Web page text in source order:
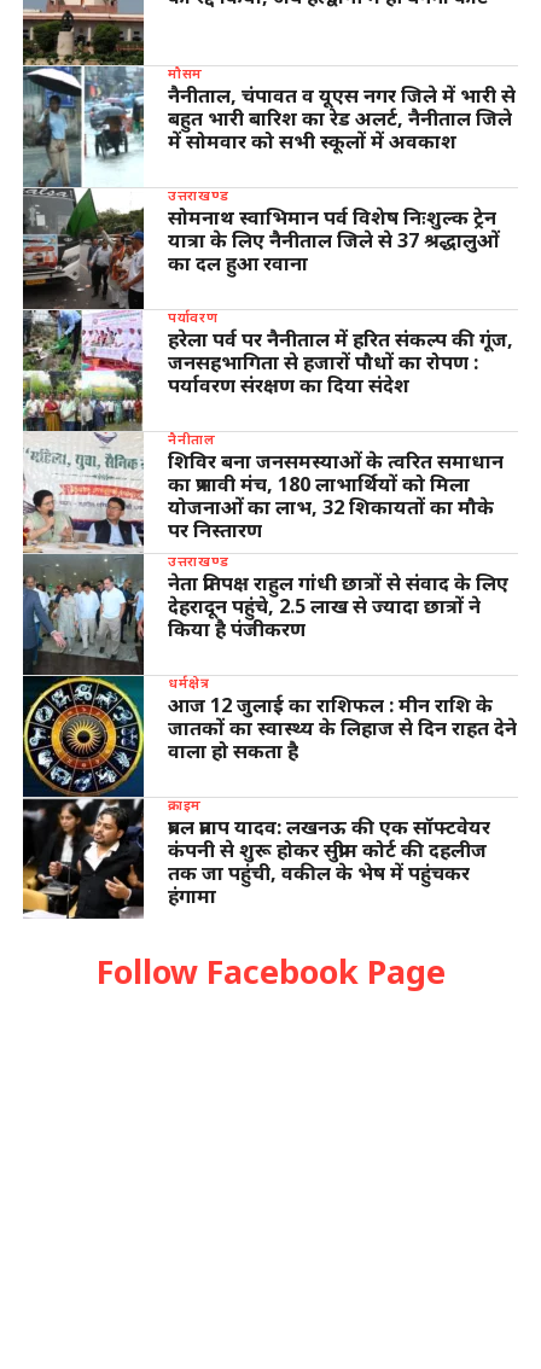
मौसम
नैनीताल, चंपावत व यूएस नगर जिले में भारी से
बहुत भारी बारिश का रेड अलर्ट, नैनीताल जिले
में सोमवार को सभी स्कूलों में अवकाश
उत्तराखण्ड
सोमनाथ स्वाभिमान पर्व विशेष निःशुल्क ट्रेन
यात्रा के लिए नैनीताल जिले से 37 श्रद्धालुओं
का दल हुआ रवाना
पर्यावरण
हरेला पर्व पर नैनीताल में हरित संकल्प की गूंज,
जनसहभागिता से हजारों पौधों का रोपण :
पर्यावरण संरक्षण का दिया संदेश
नैनीताल
शिविर बना जनसमस्याओं के त्वरित समाधान
का प्रभावी मंच, 180 लाभार्थियों को मिला
योजनाओं का लाभ, 32 शिकायतों का मौके
पर निस्तारण
उत्तराखण्ड
नेता प्रतिपक्ष राहुल गांधी छात्रों से संवाद के लिए
देहरादून पहुंचे, 2.5 लाख से ज्यादा छात्रों ने
किया है पंजीकरण
धर्मक्षेत्र
आज 12 जुलाई का राशिफल : मीन राशि के
जातकों का स्वास्थ्य के लिहाज से दिन राहत देने
वाला हो सकता है
क्राइम
प्रबल प्रताप यादव: लखनऊ की एक सॉफ्टवेयर
कंपनी से शुरू होकर सुप्रीम कोर्ट की दहलीज
तक जा पहुंची, वकील के भेष में पहुंचकर
हंगामा
Follow Facebook Page